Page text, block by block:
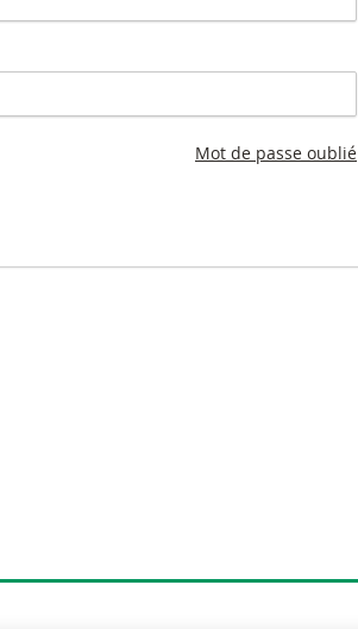
Mot de passe oublié